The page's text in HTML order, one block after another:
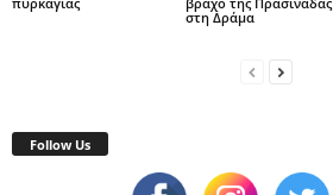
στη Δράμα
Follow Us